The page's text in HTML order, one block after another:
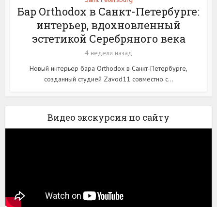
Бар Orthodox в Санкт-Петербурге:
интерьер, вдохновленный
эстетикой Серебряного века
4 недели назад
Новый интерьер бара Orthodox в Санкт-Петербурге,
созданный студией Zavod11 совместно с...
Видео экскурсия по сайту